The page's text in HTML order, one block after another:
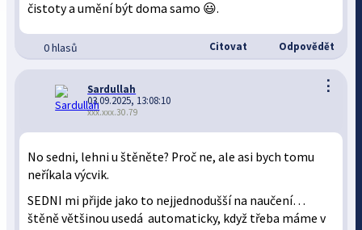
čistoty a umění být doma samo 😃.
0 hlasů Citovat Odpovědět
⋮
Sardullah
03.09.2025, 13:08:10
xxx.xxx.30.79
No sedni, lehni u štěněte? Proč ne, ale asi bych tomu
neříkala výcvik.
SEDNI mi přijde jako to nejjednodušší na naučení…
štěně většinou usedá automaticky, když třeba máme v